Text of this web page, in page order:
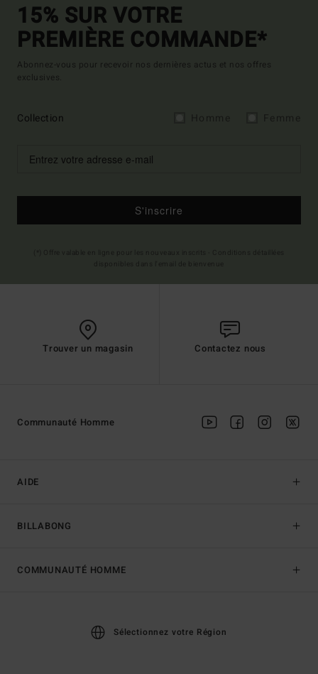
15% SUR VOTRE
PREMIÈRE COMMANDE*
Abonnez-vous pour recevoir nos dernières actus et nos offres
exclusives.
Collection
S'inscrire
Trouver un magasin Contactez nous
AIDE
BILLABONG
Communauté Homme
COMMUNAUTÉ HOMME
Sélectionnez votre Région